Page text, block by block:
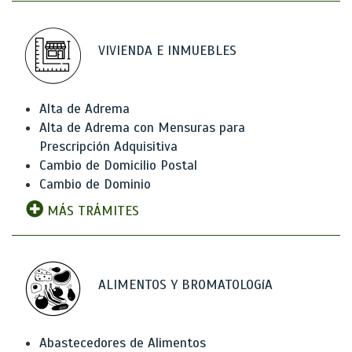
VIVIENDA E INMUEBLES
Alta de Adrema
Alta de Adrema con Mensuras para
Prescripción Adquisitiva
Cambio de Domicilio Postal
Cambio de Dominio
MÁS TRÁMITES
ALIMENTOS Y BROMATOLOGíA
Abastecedores de Alimentos